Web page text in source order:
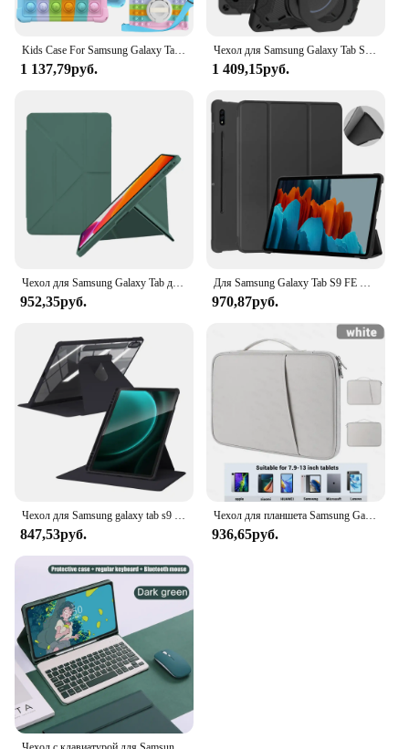
1 137,79руб. 1 409,15руб.
952,35руб. 970,87руб.
847,53руб.
Чехол для планшета Samsung Galaxy Tab S7 FE S8 S9 Plus A8 S6 Lite, Чехол для iPad Pro 11 12 9 iPad 7 8 9 Gen Air 4 5, чехол для планшета
936,65руб.